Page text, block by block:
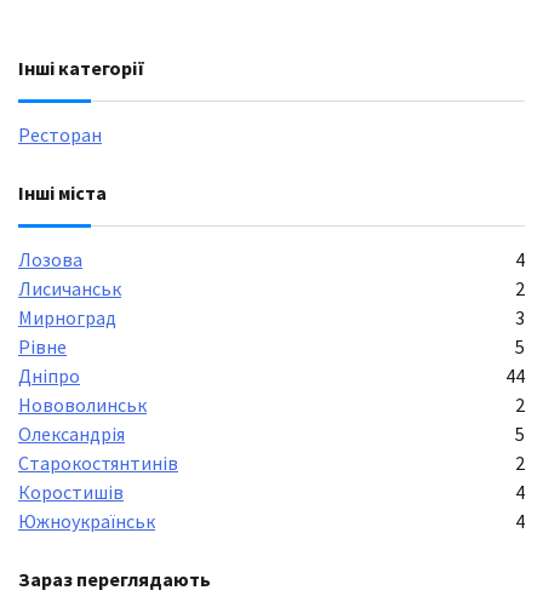
Інші категорії
Ресторан
Інші міста
Лозова
4
Лисичанськ
2
Мирноград
3
Рівне
5
Дніпро
44
Нововолинськ
2
Олександрія
5
Старокостянтинів
2
Коростишів
4
Южноукраїнськ
4
Зараз переглядають